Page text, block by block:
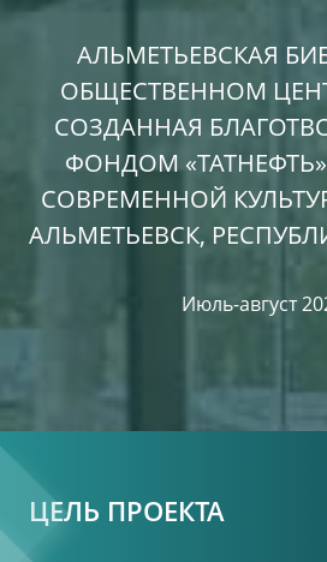
АЛЬМЕТЬЕВСКАЯ
ОБЩЕСТВЕННОМ
СОЗДАННАЯ
ФОНДОМ
СОВРЕМЕННОЙ
АЛЬМЕТЬЕВСК,
Июль-август
ЦЕЛЬ ПРОЕКТА